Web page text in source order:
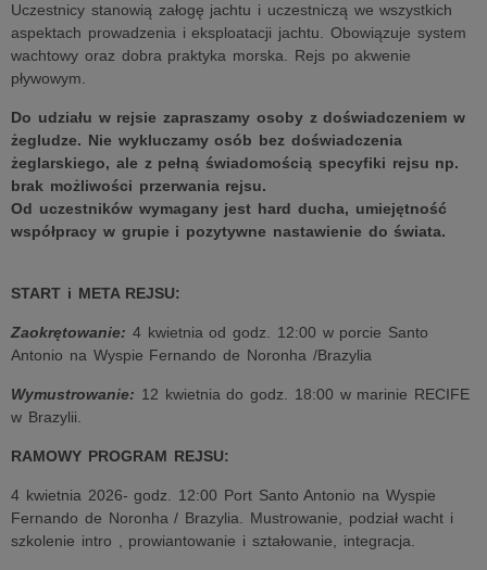
Uczestnicy stanowią załogę jachtu i uczestniczą we wszystkich
aspektach prowadzenia i eksploatacji jachtu. Obowiązuje system
wachtowy oraz dobra praktyka morska. Rejs po akwenie
pływowym.
Do udziału w rejsie zapraszamy osoby z doświadczeniem w
żegludze. Nie wykluczamy osób bez doświadczenia
żeglarskiego, ale z pełną świadomością specyfiki rejsu np.
brak możliwości przerwania rejsu.
Od uczestników wymagany jest hard ducha, umiejętność
współpracy w grupie i pozytywne nastawienie do świata.
START i META REJSU:
Zaokrętowanie: 4 kwietnia od godz. 12:00 w porcie Santo
Antonio na Wyspie Fernando de Noronha /Brazylia
Wymustrowanie: 12 kwietnia do godz. 18:00 w marinie RECIFE
w Brazylii.
RAMOWY PROGRAM REJSU:
4 kwietnia 2026- godz. 12:00 Port Santo Antonio na Wyspie
Fernando de Noronha / Brazylia. Mustrowanie, podział wacht i
szkolenie intro , prowiantowanie i ształowanie, integracja.